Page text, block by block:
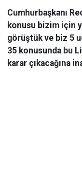
Cumhurbaşkanı
konusu bizim için
görüştük ve biz 5
35 konusunda bu
karar çıkacağına